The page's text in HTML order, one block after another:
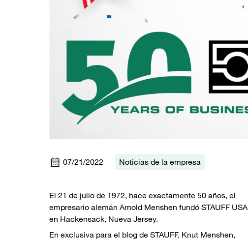
07/21/2022 Noticias de la empresa
El 21 de julio de 1972, hace exactamente 50 años, el
empresario alemán Arnold Menshen fundó STAUFF USA
en Hackensack, Nueva Jersey.
En exclusiva para el blog de STAUFF, Knut Menshen,